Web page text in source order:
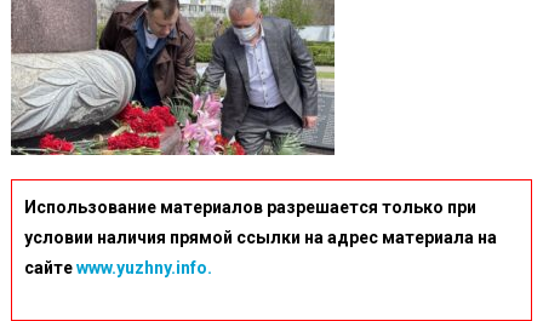
Использование материалов разрешается только при
условии наличия прямой ссылки на адрес материала на
сайтеwww.yuzhny.info.